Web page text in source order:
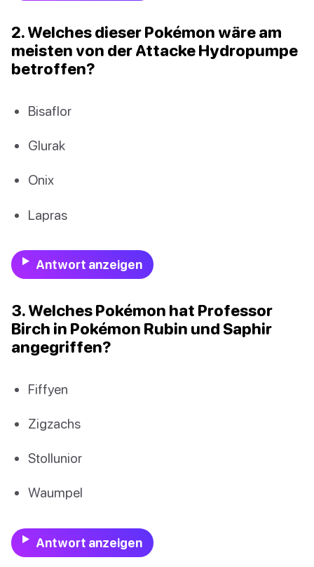
2. Welches dieser Pokémon wäre am
meisten von der Attacke Hydropumpe
betroffen?
Bisaflor
Glurak
Onix
Lapras
Antwort anzeigen
3. Welches Pokémon hat Professor
Birch in Pokémon Rubin und Saphir
angegriffen?
Fiffyen
Zigzachs
Stollunior
Waumpel
Antwort anzeigen